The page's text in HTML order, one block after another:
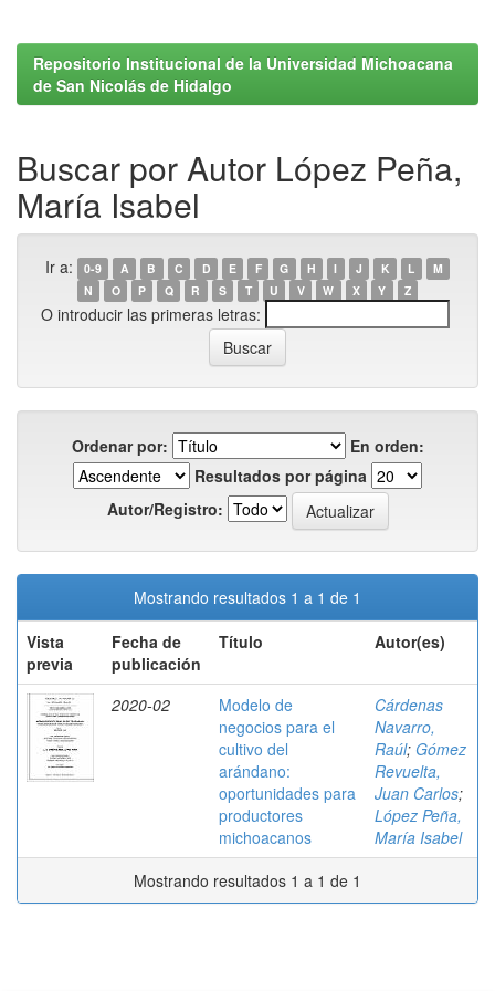
Repositorio Institucional de la Universidad Michoacana
de San Nicolás de Hidalgo
Buscar por Autor López Peña,
María Isabel
Ir a: 0-9 A B C D E F G H I J K L
M
N
O P Q R S T U V W X Y Z
O introducir las primeras letras:
Ordenar por:
En orden:
Resultados por página
Autor/Registro:
Mostrando resultados 1 a 1 de 1
Vista
previa
Fecha de
publicación
Título Autor(es)
2020-02
Modelo de
negocios para el
cultivo del
arándano:
oportunidades para
productores
michoacanos
Cárdenas
Navarro,
Raúl; Gómez
Revuelta,
Juan Carlos;
López Peña,
María Isabel
Mostrando resultados 1 a 1 de 1